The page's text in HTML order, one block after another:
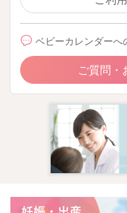
ベビーカレンダーへ
ご質問・